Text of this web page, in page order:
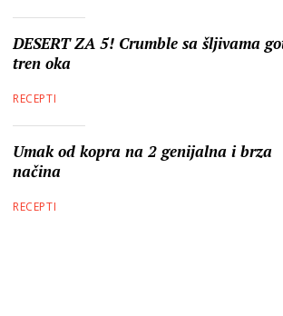
DESERT ZA 5! Crumble sa šljivama
tren oka
RECEPTI
Umak od kopra na 2 genijalna i brza
načina
RECEPTI